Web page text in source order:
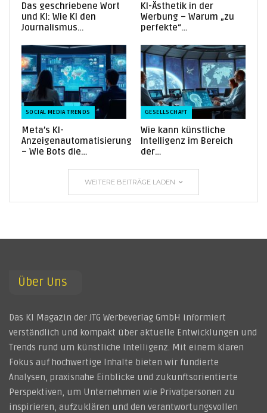
Das geschriebene Wort
und KI: Wie KI den
Journalismus…
KI-Ästhetik in der
Werbung – Warum „zu
perfekte“…
SOCIAL MEDIA TRENDS
Meta’s KI-
Anzeigenautomatisierung
– Wie Bots die…
GESELLSCHAFT
Wie kann künstliche
Intelligenz im Bereich
der…
WEITERE BEITRÄGE LADEN
Über Uns
Das KI Magazin der JTG Werbeverlag GmbH informiert
verständlich und kompakt über aktuelle Entwicklungen und
Trends rund um künstliche Intelligenz. Mit einem klaren
Fokus auf hochwertige Inhalte bieten wir fundierte
Analysen, praxisnahe Einblicke und zukunftsorientierte
Perspektiven, um Unternehmen wie Privatpersonen zu
inspirieren, aufzuklären und den verantwortungsvollen